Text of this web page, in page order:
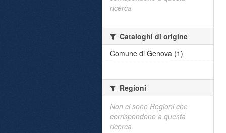
ricerca
Cataloghi di origine
Comune di Genova (1)
Regioni
Non ci sono Regioni che
corrispondono a questa
ricerca